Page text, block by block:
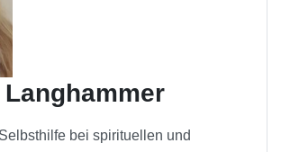
bei spirituellen und